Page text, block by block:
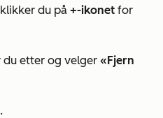
du på +-ikonet for
du etter og velger «Fjern